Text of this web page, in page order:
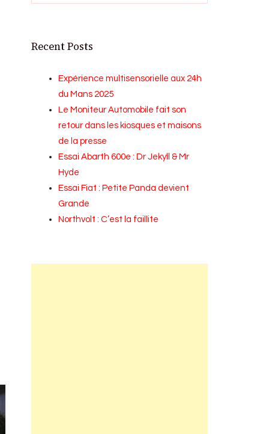
Recent Posts
Expérience multisensorielle aux 24h
du Mans 2025
Le Moniteur Automobile fait son
retour dans les kiosques et maisons
de la presse
Essai Abarth 600e : Dr Jekyll & Mr
Hyde
Essai Fiat : Petite Panda devient
Grande
Northvolt : C’est la faillite